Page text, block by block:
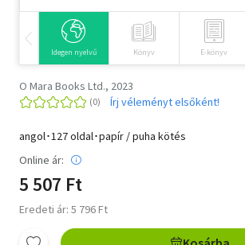
Vallás
Idegen nyelvű Könyv E-könyv
O Mara Books Ltd., 2023
Írj véleményt elsőként!
angol･127 oldal･papír / puha kötés
Online ár:
5 507 Ft
Eredeti ár: 5 796 Ft